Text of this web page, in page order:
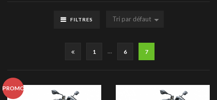
FILTRES Tri par défaut
1 … 6 7
PROMO